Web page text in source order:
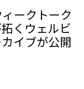
ークトーク
くウェルビ
イブが公開